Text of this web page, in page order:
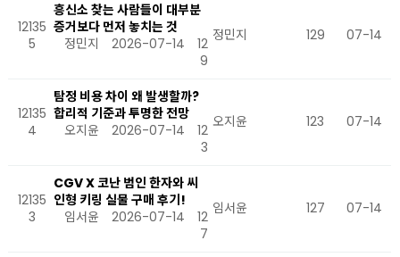
12135
5
흥신소 찾는 사람들이 대부분
증거보다 먼저 놓치는 것
정민지
2026-07-14
12
9
정민지 129 07-14
12135
4
탐정 비용 차이 왜 발생할까?
합리적 기준과 투명한 전망
오지윤
2026-07-14
12
3
오지윤 123 07-14
12135
3
CGV X 코난 범인 한자와 씨
인형 키링 실물 구매 후기!
임서윤
2026-07-14
12
7
임서윤 127 07-14